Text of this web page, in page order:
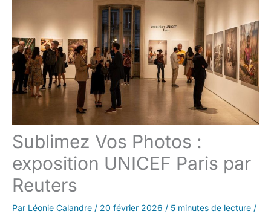
Sublimez Vos Photos :
exposition UNICEF Paris par
Reuters
Par Léonie Calandre / 20 février 2026 / 5 minutes de lecture /